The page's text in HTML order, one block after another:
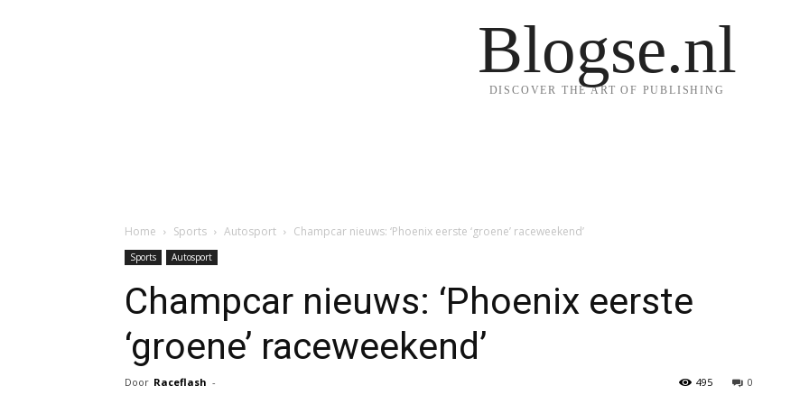
Blogse.nl
DISCOVER THE ART OF PUBLISHING
Home Sports Autosport Champcar nieuws: ‘Phoenix eerste ‘groene’ raceweekend’
Sports Autosport
Champcar nieuws: ‘Phoenix eerste
‘groene’ raceweekend’
Door Raceflash - 0
495